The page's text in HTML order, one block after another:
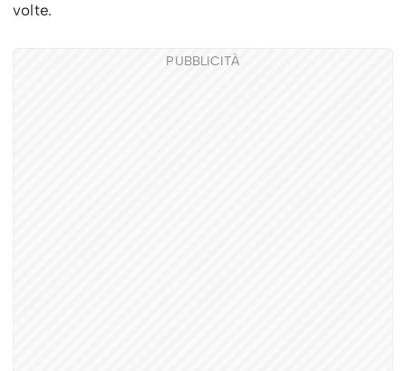
volte.
PUBBLICITÀ